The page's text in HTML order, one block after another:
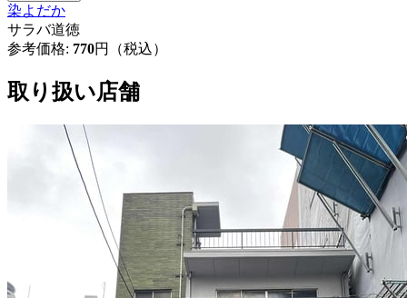
染よだか
サラバ道徳
参考価格: 770円（税込）
取り扱い店舗